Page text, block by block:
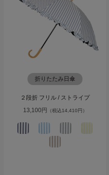
折りたたみ日傘
２段折 フリル / ストライプ
13,100円 （税込14,410円）